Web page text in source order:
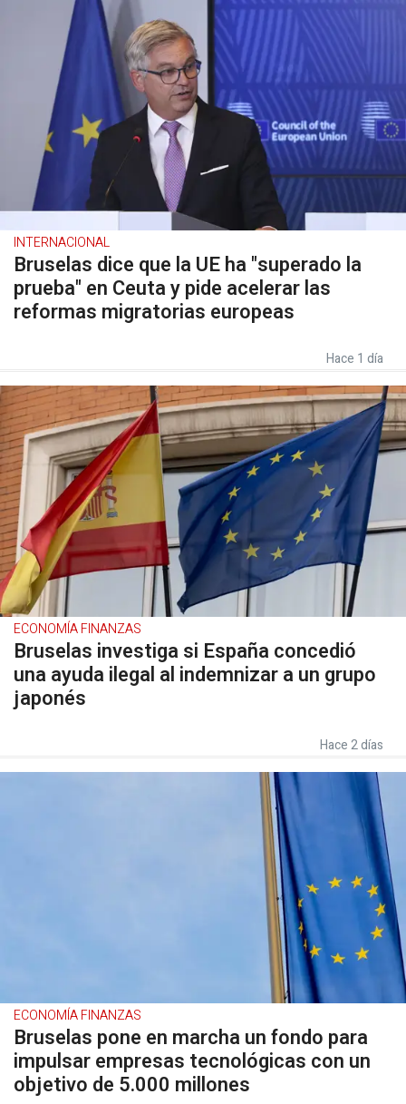
INTERNACIONAL
Bruselas dice que la UE ha "superado la
prueba" en Ceuta y pide acelerar las
reformas migratorias europeas
Hace 1 día
ECONOMÍA FINANZAS
Bruselas investiga si España concedió
una ayuda ilegal al indemnizar a un grupo
japonés
Hace 2 días
ECONOMÍA FINANZAS
Bruselas pone en marcha un fondo para
impulsar empresas tecnológicas con un
objetivo de 5.000 millones